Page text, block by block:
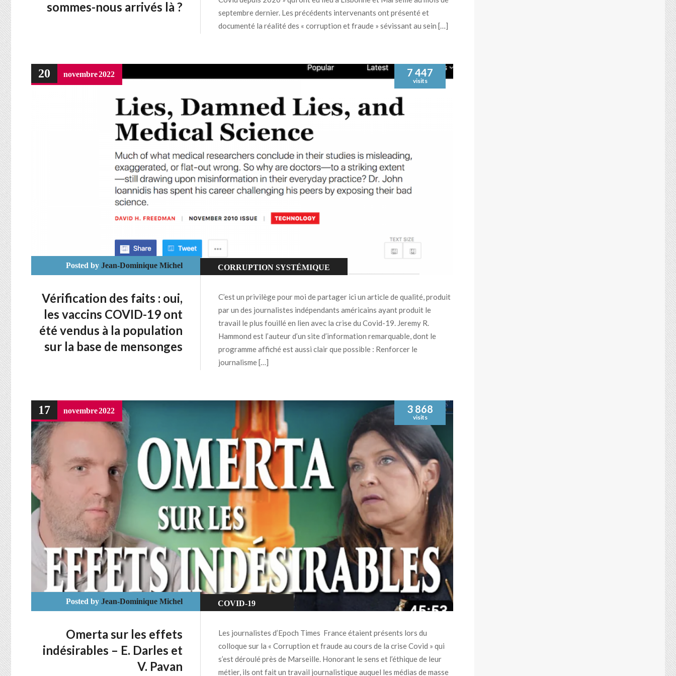
sommes-nous arrivés là ?
septembre dernier. Les précédents intervenants ont présenté et
documenté la réalité des « corruption et fraude » sévissant au sein […]
20 novembre2022 7 447
visits
Posted by Jean-Dominique Michel CORRUPTION SYSTÉMIQUE
Vérification des faits : oui,
les vaccins COVID-19 ont
été vendus à la population
sur la base de mensonges
C’est un privilège pour moi de partager ici un article de qualité, produit
par un des journalistes indépendants américains ayant produit le
travail le plus fouillé en lien avec la crise du Covid-19. Jeremy R.
Hammond est l’auteur d’un site d’information remarquable, dont le
programme affiché est aussi clair que possible : Renforcer le
journalisme […]
17 novembre2022 3 868
visits
Posted by Jean-Dominique Michel COVID-19
VACCINATION
Omerta sur les effets
indésirables – E. Darles et
V. Pavan
Les journalistes d’Epoch Times France étaient présents lors du
colloque sur la « Corruption et fraude au cours de la crise Covid » qui
s’est déroulé près de Marseille. Honorant le sens et l’éthique de leur
métier, ils ont fait un travail journalistique auquel les médias de masse